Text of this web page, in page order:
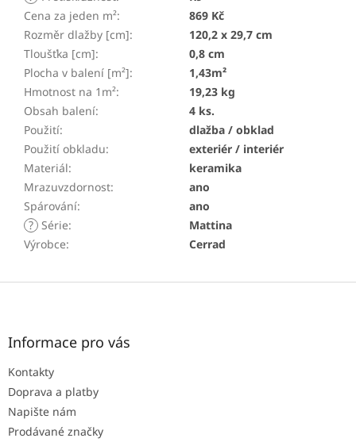
Cena za jeden m²:
869 Kč
Rozměr dlažby [cm]:
120,2 x 29,7 cm
Tloušťka [cm]:
0,8 cm
Plocha v balení [m²]:
1,43m²
Hmotnost na 1m²:
19,23 kg
Obsah balení:
4 ks.
Použití:
dlažba / obklad
Použití obkladu:
exteriér / interiér
Materiál:
keramika
Mrazuvzdornost:
ano
Spárování:
ano
? Série:
Mattina
Výrobce: Cerrad
Z
Informace pro vás
Kontakty
Doprava a platby
Napište nám
Prodávané značky